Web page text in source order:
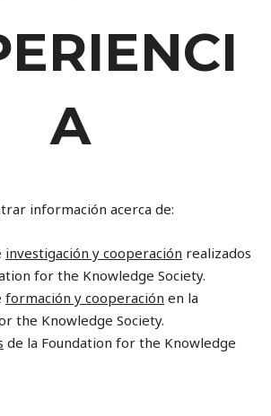
A
información acerca de:
investigación y cooperación realizados
for the Knowledge Society.
formación y cooperación en la
the Knowledge Society.
de la Foundation for the Knowledge